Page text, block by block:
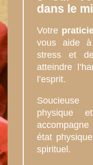
dans le
Votre
vous aide
stress et
atteindre
l’esprit.
physique
état
spirituel.